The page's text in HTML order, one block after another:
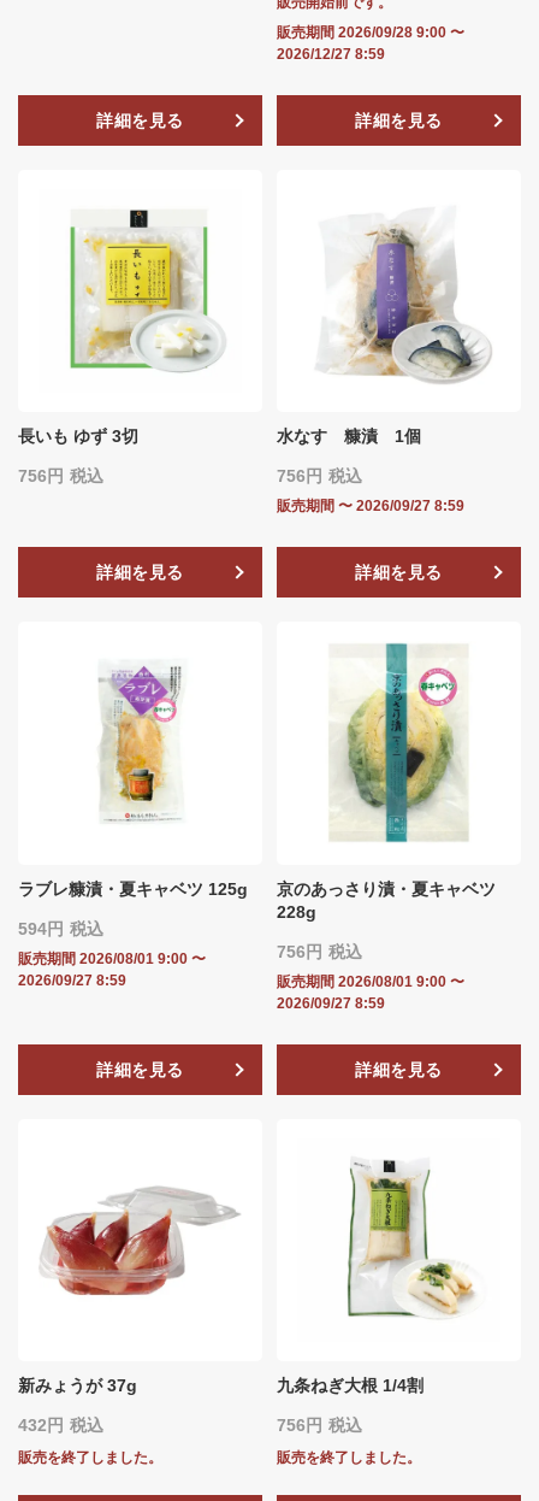
詳細を見る
販売期間 2026/09/28 9:00 〜
2026/12/27 8:59
詳細を見る
長いも ゆず 3切
756 税込
詳細を見る
水なす 糠漬 1個
756 税込
販売期間 〜 2026/09/27 8:59
詳細を見る
ラブレ糠漬・夏キャベツ 125g
594 税込
販売期間 2026/08/01 9:00 〜
2026/09/27 8:59
詳細を見る
京のあっさり漬・夏キャベツ
228g
756 税込
販売期間 2026/08/01 9:00 〜
2026/09/27 8:59
詳細を見る
新みょうが 37g
432 税込
販売を終了しました。
九条ねぎ大根 1/4割
756 税込
販売を終了しました。